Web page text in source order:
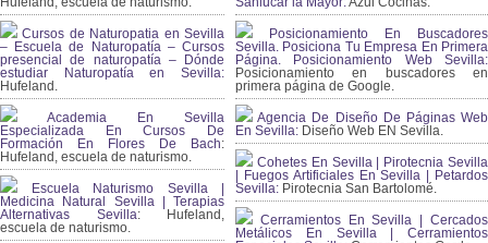
Cursos de Naturopatia en Sevilla
– Escuela de Naturopatía – Cursos
presencial de naturopatía – Dónde
estudiar Naturopatía en Sevilla:
Hufeland.
Academia En Sevilla
Especializada En Cursos De
Formación En Flores De Bach:
Hufeland, escuela de naturismo.
Escuela Naturismo Sevilla |
Medicina Natural Sevilla | Terapias
Alternativas Sevilla: Hufeland,
escuela de naturismo.
Posicionamiento En Buscadores
Sevilla. Posiciona Tu Empresa En Primera
Página. Posicionamiento Web Sevilla:
Posicionamiento en buscadores en
primera página de Google.
Agencia De Diseño De Páginas Web
En Sevilla: Diseño Web EN Sevilla.
Cohetes En Sevilla | Pirotecnia Sevilla
| Fuegos Artificiales En Sevilla | Petardos
Sevilla: Pirotecnia San Bartolomé.
Cerramientos En Sevilla | Cercados
Metálicos En Sevilla | Cerramientos